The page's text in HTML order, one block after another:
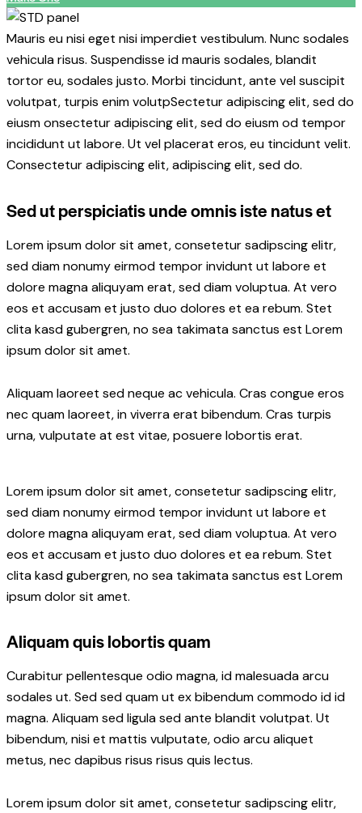
Mauris eu nisi eget nisi imperdiet vestibulum. Nunc sodales
vehicula risus. Suspendisse id mauris sodales, blandit
tortor eu, sodales justo. Morbi tincidunt, ante vel suscipit
volutpat, turpis enim volutpSectetur adipiscing elit, sed do
eiusm onsectetur adipiscing elit, sed do eiusm od tempor
incididunt ut labore. Ut vel placerat eros, eu tincidunt velit.
Consectetur adipiscing elit, adipiscing elit, sed do.
Sed ut perspiciatis unde omnis iste natus et
Lorem ipsum dolor sit amet, consetetur sadipscing elitr,
sed diam nonumy eirmod tempor invidunt ut labore et
dolore magna aliquyam erat, sed diam voluptua. At vero
eos et accusam et justo duo dolores et ea rebum. Stet
clita kasd gubergren, no sea takimata sanctus est Lorem
ipsum dolor sit amet.
Aliquam laoreet sed neque ac vehicula. Cras congue eros
nec quam laoreet, in viverra erat bibendum. Cras turpis
urna, vulputate at est vitae, posuere lobortis erat.
Lorem ipsum dolor sit amet, consetetur sadipscing elitr,
sed diam nonumy eirmod tempor invidunt ut labore et
dolore magna aliquyam erat, sed diam voluptua. At vero
eos et accusam et justo duo dolores et ea rebum. Stet
clita kasd gubergren, no sea takimata sanctus est Lorem
ipsum dolor sit amet.
Aliquam quis lobortis quam
Curabitur pellentesque odio magna, id malesuada arcu
sodales ut. Sed sed quam ut ex bibendum commodo id id
magna. Aliquam sed ligula sed ante blandit volutpat. Ut
bibendum, nisi et mattis vulputate, odio arcu aliquet
metus, nec dapibus risus risus quis lectus.
Lorem ipsum dolor sit amet, consetetur sadipscing elitr,